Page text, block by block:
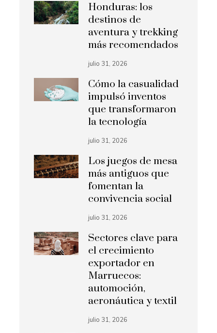
Honduras: los
destinos de
aventura y trekking
más recomendados
julio 31, 2026
Cómo la casualidad
impulsó inventos
que transformaron
la tecnología
julio 31, 2026
Los juegos de mesa
más antiguos que
fomentan la
convivencia social
julio 31, 2026
Sectores clave para
el crecimiento
exportador en
Marruecos:
automoción,
aeronáutica y textil
julio 31, 2026